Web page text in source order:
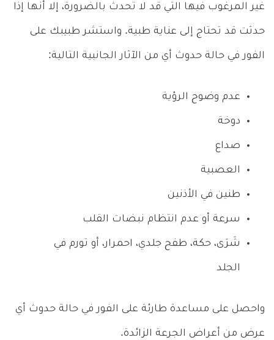
غير المرغوب فيها التي قد لا تحدث بالضرورة، إلا أنها إذا
حدثت قد تحتاج إلى عناية طبية. واستشر طبيبك على
الفور في حالة حدوث أي من الآثار الجانبية التالية:
عدم وضوح الرؤية
دوخة
صداع
العصبية
طنين في الأذنين
سرعة أو عدم انتظام نبضات القلب
شَرَى، حكة، طفح جلدي، احمرار، أو تورم في
الجلد
واحصل على مساعدة طارئة على الفور في حالة حدوث أي
عرض من أعراض الجرعة الزائدة.